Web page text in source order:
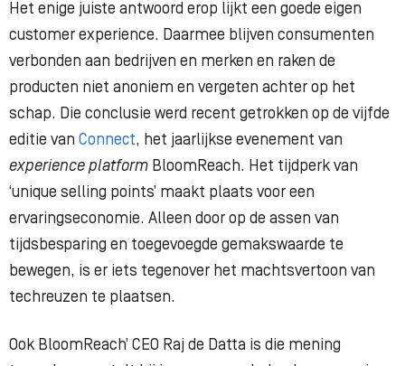
Het enige juiste antwoord erop lijkt een goede eigen
customer experience. Daarmee blijven consumenten
verbonden aan bedrijven en merken en raken de
producten niet anoniem en vergeten achter op het
schap. Die conclusie werd recent getrokken op de vijfde
editie van Connect, het jaarlijkse evenement van
experience platform BloomReach. Het tijdperk van
‘unique selling points’ maakt plaats voor een
ervaringseconomie. Alleen door op de assen van
tijdsbesparing en toegevoegde gemakswaarde te
bewegen, is er iets tegenover het machtsvertoon van
techreuzen te plaatsen.
Ook BloomReach’ CEO Raj de Datta is die mening